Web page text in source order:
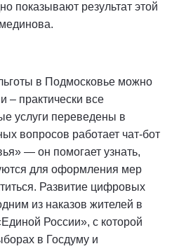
показывают результат этой
в Подмосковье можно
– практически все
услуги переведены в
вопросов работает чат-бот
— он помогает узнать,
для оформления мер
Развитие цифровых
из наказов жителей в
России», с которой
в Госдуму и